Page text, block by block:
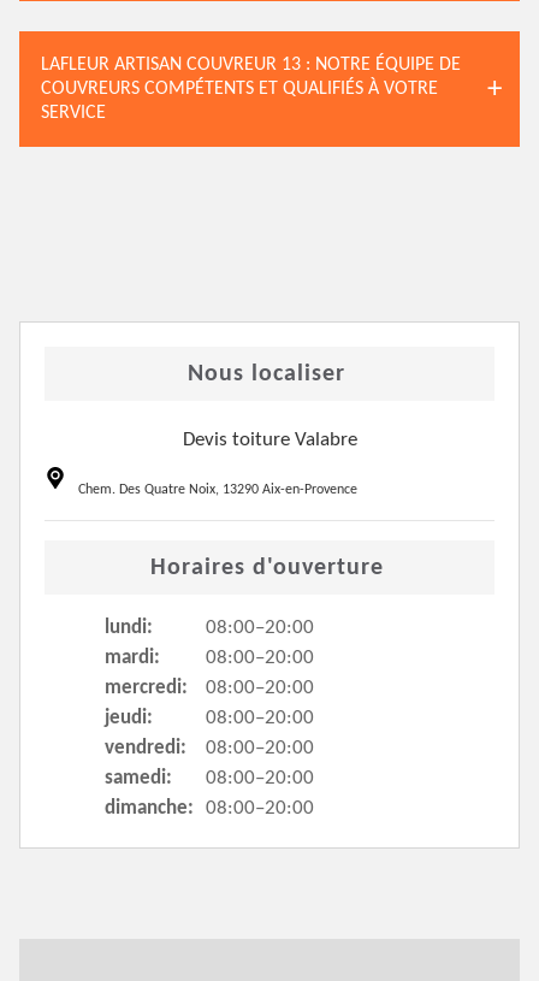
LAFLEUR ARTISAN COUVREUR 13 : NOTRE ÉQUIPE DE
COUVREURS COMPÉTENTS ET QUALIFIÉS À VOTRE
SERVICE
Nous localiser
Devis toiture Valabre
Chem. Des Quatre Noix, 13290 Aix-en-Provence
Horaires d'ouverture
lundi:
08:00–20:00
mardi:
08:00–20:00
mercredi:
08:00–20:00
jeudi:
08:00–20:00
vendredi:
08:00–20:00
samedi:
08:00–20:00
dimanche:
08:00–20:00